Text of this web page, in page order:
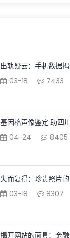
出轨疑云：手机数据
03-18
7433
基因格声像鉴定 助四
04-24
8405
失而复得：珍贵照片
03-18
8307
揭开网站的面具：金